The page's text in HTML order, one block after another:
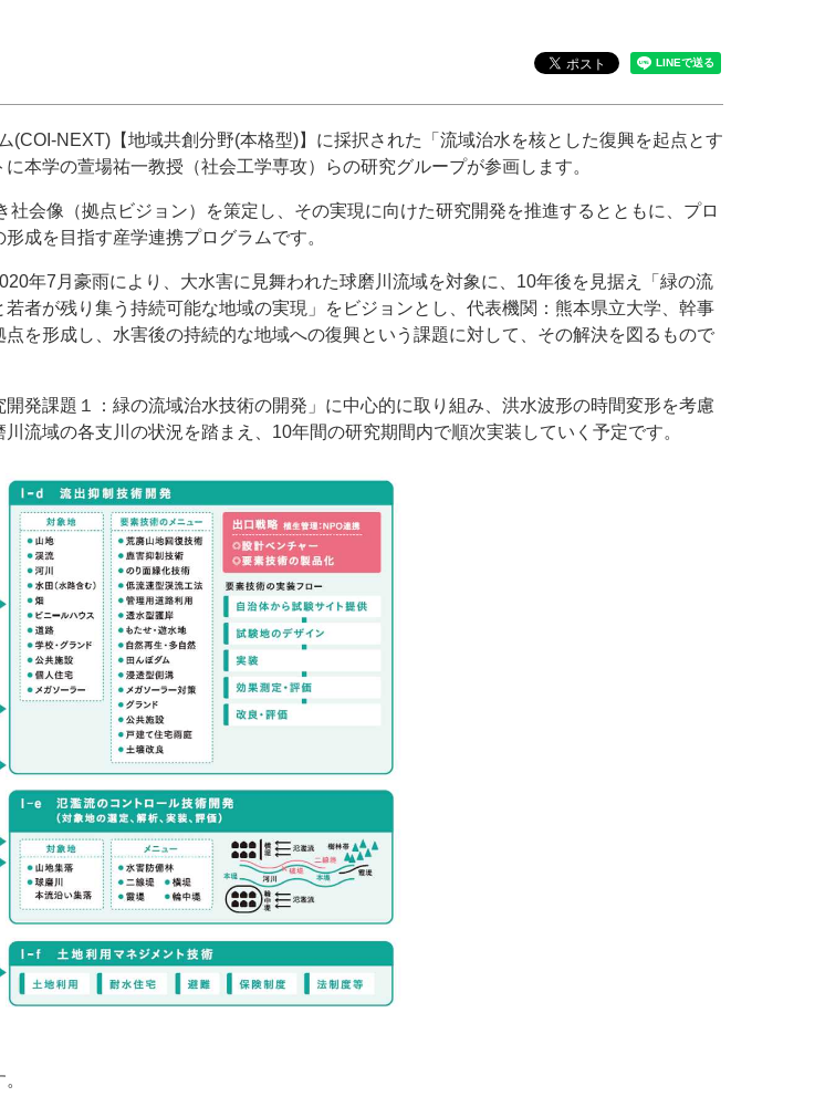
NEXT)【地域共創分野(本格型)】に採択された「流域治水を核とした復興を起点とす
本学の萱場祐一教授（社会工学専攻）らの研究グループが参画します。
会像（拠点ビジョン）を策定し、その実現に向けた研究開発を推進するとともに、プロ
成を目指す産学連携プログラムです。
年7月豪雨により、大水害に見舞われた球磨川流域を対象に、10年後を見据え「緑の流
者が残り集う持続可能な地域の実現」をビジョンとし、代表機関：熊本県立大学、幹事
を形成し、水害後の持続的な地域への復興という課題に対して、その解決を図るもので
発課題１：緑の流域治水技術の開発」に中心的に取り組み、洪水波形の時間変形を考慮
流域の各支川の状況を踏まえ、10年間の研究期間内で順次実装していく予定です。